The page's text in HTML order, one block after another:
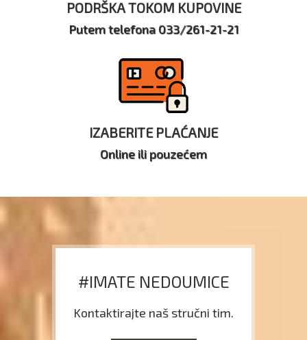
PODRŠKA TOKOM KUPOVINE
Putem telefona 033/261-21-21
IZABERITE PLAĆANJE
Online ili pouzećem
#IMATE NEDOUMICE
Kontaktirajte naš stručni tim.